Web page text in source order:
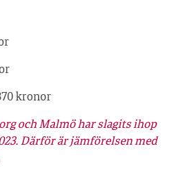
kronor
och Malmö har slagits ihop
Därför är jämförelsen med